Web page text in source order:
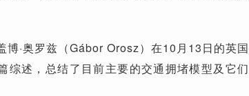
·奥罗兹（Gábor Orosz）在10月13日的英国
综述，总结了目前主要的交通拥堵模型及它们